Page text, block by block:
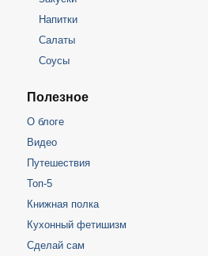
Напитки
Салаты
Соусы
Полезное
О блоге
Видео
Путешествия
Топ-5
Книжная полка
Кухонный фетишизм
Сделай сам